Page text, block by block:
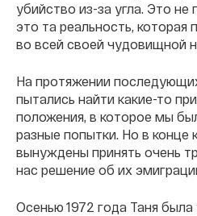
убийство из-за угла. Это не
это та реальность, которая
во всей своей чудовищной
На протяжении
пытались найти какие-то
положения, в которое мы
разные попытки. Но в конце
вынуждены принять очень
нас решение об их
Осенью 1972 года Таня